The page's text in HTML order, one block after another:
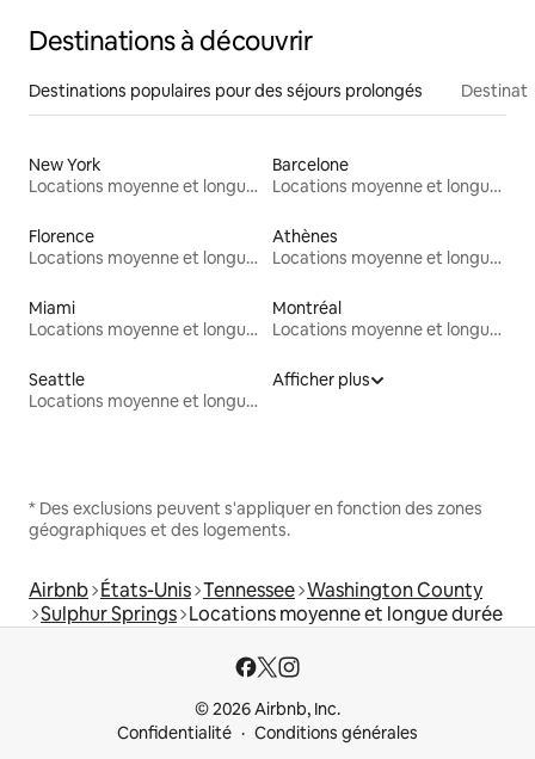
Destinations à découvrir
Destinations populaires pour des séjours prolongés
New York
Locations moyenne et longue durée
Barcelone
Locations moyenne et longue durée
Florence
Locations moyenne et longue durée
Athènes
Locations moyenne et longue durée
Miami
Locations moyenne et longue durée
Montréal
Locations moyenne et longue durée
Seattle
Locations moyenne et longue durée
Afficher plus
* Des exclusions peuvent s'appliquer en fonction des zones
géographiques et des logements.
Airbnb États-Unis Tennessee Washington County
Sulphur Springs Locations moyenne et longue durée
© 2026 Airbnb, Inc.
Confidentialité
Conditions générales